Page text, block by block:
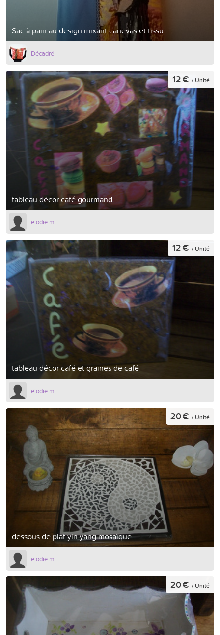
Sac à pain au design mixant canevas et tissu
Décadré
tableau décor café gourmand
12 € / Unité
elodie m
tableau décor café et graines de café
12 € / Unité
elodie m
dessous de plat yin yang mosaïque
20 € / Unité
elodie m
20 € / Unité